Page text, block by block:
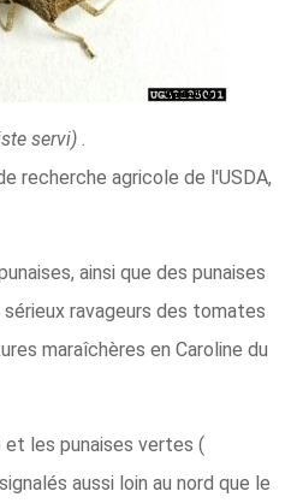
servi) .
recherche agricole de l'USDA,
ainsi que des punaises
ravageurs des tomates
maraîchères en Caroline du
et les punaises vertes (
aussi loin au nord que le